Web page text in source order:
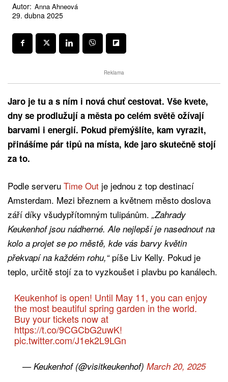
Autor: Anna Ahneová
29. dubna 2025
Reklama
Jaro je tu a s ním i nová chuť cestovat. Vše kvete,
dny se prodlužují a města po celém světě ožívají
barvami i energií. Pokud přemýšlíte, kam vyrazit,
přinášíme pár tipů na místa, kde jaro skutečně stojí
za to.
Podle serveru Time Out je jednou z top destinací
Amsterdam. Mezi březnem a květnem město doslova
září díky všudypřítomným tulipánům. „Zahrady
Keukenhof jsou nádherné. Ale nejlepší je nasednout na
kolo a projet se po městě, kde vás barvy květin
překvapí na každém rohu,“píše Liv Kelly. Pokud je
teplo, určitě stojí za to vyzkoušet i plavbu po kanálech.
Keukenhof is open! Until May 11, you can enjoy
the most beautiful spring garden in the world.
Buy your tickets now at
https://t.co/9CGCbG2uwK!
pic.twitter.com/J1ek2L9LGn
— Keukenhof (@visitkeukenhof) March 20, 2025